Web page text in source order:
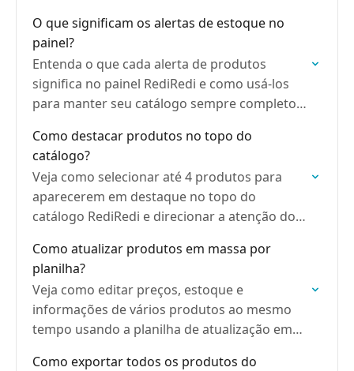
O que significam os alertas de estoque no
painel?
Entenda o que cada alerta de produtos
significa no painel RediRedi e como usá-los
para manter seu catálogo sempre completo e
Como destacar produtos no topo do
catálogo?
Veja como selecionar até 4 produtos para
aparecerem em destaque no topo do
catálogo RediRedi e direcionar a atenção dos
Como atualizar produtos em massa por
planilha?
Veja como editar preços, estoque e
informações de vários produtos ao mesmo
tempo usando a planilha de atualização em
Como exportar todos os produtos do